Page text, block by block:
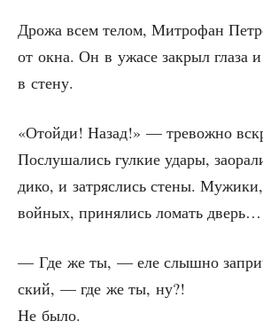
Дро­жа всем телом, Мит­ро­фан
от окна. Он в ужа­се закрыл гла­за
в стену.
«Отой­ди! Назад!» — тре­вож­но
Послу­ша­лись гул­кие уда­ры,
дико, и затряс­лись сте­ны.
вой­ных, при­ня­лись ломать дверь…
— Где же ты, — еле слыш­но
ский, — где же ты, ну?!
Не было.